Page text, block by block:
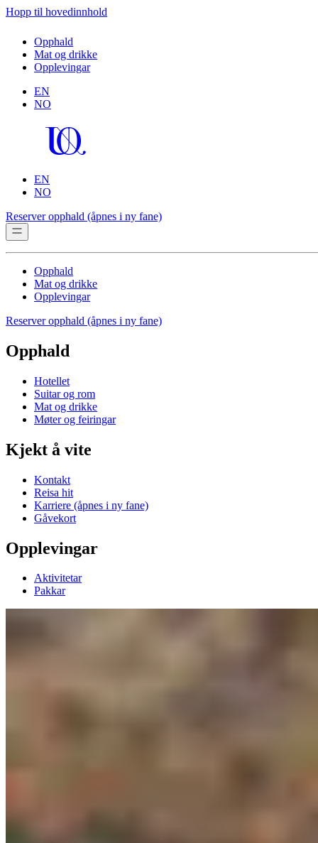
Hopp til hovedinnhold
Opphald
Mat og drikke
Opplevingar
EN
NO
EN
NO
Reserver opphald (åpnes i ny fane)
Opphald
Mat og drikke
Opplevingar
Reserver opphald (åpnes i ny fane)
Opphald
Hotellet
Suitar og rom
Mat og drikke
Møter og feiringar
Kjekt å vite
Kontakt
Reisa hit
Karriere (åpnes i ny fane)
Gåvekort
Opplevingar
Aktivitetar
Pakkar